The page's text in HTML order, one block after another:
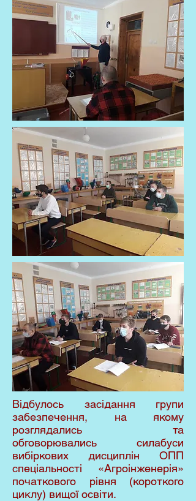
Відбулось засідання групи
забезпечення, на якому
розглядались та
обговорювались силабуси
вибіркових дисциплін ОПП
спеціальності «Агроінженерія»
початкового рівня (короткого
циклу) вищої освіти.